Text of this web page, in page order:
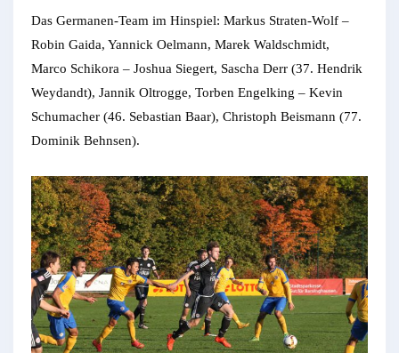
Das Germanen-Team im Hinspiel: Markus Straten-Wolf –
Robin Gaida, Yannick Oelmann, Marek Waldschmidt,
Marco Schikora – Joshua Siegert, Sascha Derr (37. Hendrik
Weydandt), Jannik Oltrogge, Torben Engelking – Kevin
Schumacher (46. Sebastian Baar), Christoph Beismann (77.
Dominik Behnsen).